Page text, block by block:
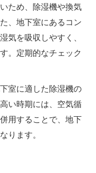
ため、除湿機や換気
、地下室にあるコン
気を吸収しやすく、
。定期的なチェック
室に適した除湿機の
い時期には、空気循
用することで、地下
ります。